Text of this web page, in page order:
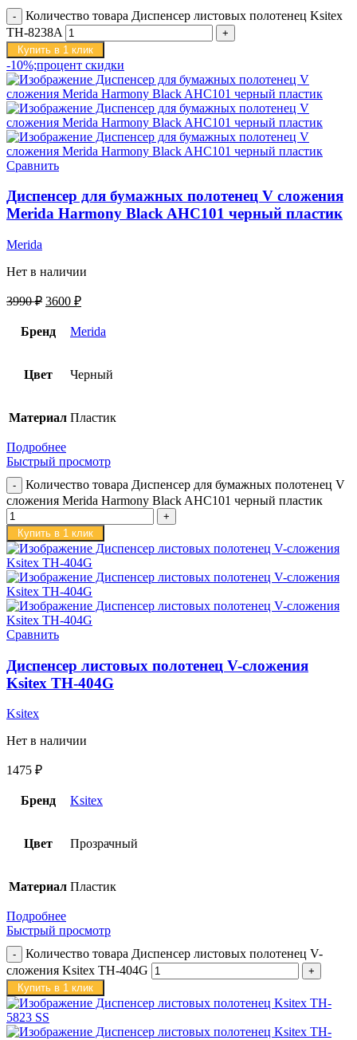
Количество товара Диспенсер листовых полотенец Ksitex
TH-8238A
Купить в 1 клик
-10%;процент скидки
Сравнить
Диспенсер для бумажных полотенец V сложения
Merida Harmony Black AHC101 черный пластик
Merida
Нет в наличии
3990₽ 3600 ₽
Бренд Merida
Цвет Черный
Материал Пластик
Подробнее
Быстрый просмотр
Количество товара Диспенсер для бумажных полотенец V
сложения Merida Harmony Black AHC101 черный пластик
Купить в 1 клик
Сравнить
Диспенсер листовых полотенец V-сложения
Ksitex TH-404G
Ksitex
Нет в наличии
1475 ₽
Бренд Ksitex
Цвет Прозрачный
Материал Пластик
Подробнее
Быстрый просмотр
Количество товара Диспенсер листовых полотенец V-
сложения Ksitex TH-404G
Купить в 1 клик